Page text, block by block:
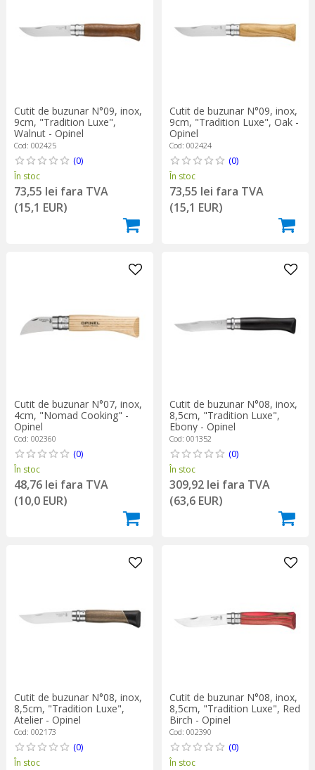
Cutit de buzunar N°09, inox,
9cm, "Tradition Luxe",
Walnut - Opinel
Cod: 002425
(0)
În stoc
73,55 lei fara TVA
(15,1 EUR)
Cutit de buzunar N°09, inox,
9cm, "Tradition Luxe", Oak -
Opinel
Cod: 002424
(0)
În stoc
73,55 lei fara TVA
(15,1 EUR)
Cutit de buzunar N°07, inox,
4cm, "Nomad Cooking" -
Opinel
Cod: 002360
(0)
În stoc
48,76 lei fara TVA
(10,0 EUR)
Cutit de buzunar N°08, inox,
8,5cm, "Tradition Luxe",
Ebony - Opinel
Cod: 001352
(0)
În stoc
309,92 lei fara TVA
(63,6 EUR)
Cutit de buzunar N°08, inox,
8,5cm, "Tradition Luxe",
Atelier - Opinel
Cod: 002173
(0)
În stoc
Cutit de buzunar N°08, inox,
8,5cm, "Tradition Luxe", Red
Birch - Opinel
Cod: 002390
(0)
În stoc